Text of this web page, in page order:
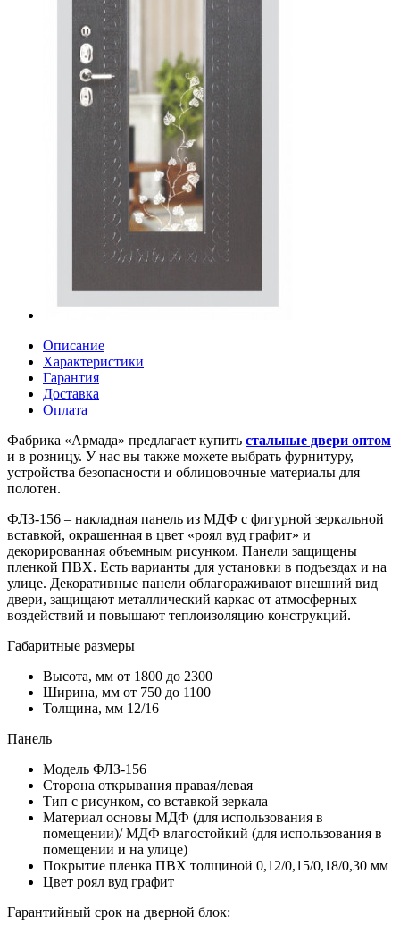
Описание
Характеристики
Гарантия
Доставка
Оплата
Фабрика «Армада» предлагает купить стальные двери оптом
и в розницу. У нас вы также можете выбрать фурнитуру,
устройства безопасности и облицовочные материалы для
полотен.
ФЛЗ-156 – накладная панель из МДФ с фигурной зеркальной
вставкой, окрашенная в цвет «роял вуд графит» и
декорированная объемным рисунком. Панели защищены
пленкой ПВХ. Есть варианты для установки в подъездах и на
улице. Декоративные панели облагораживают внешний вид
двери, защищают металлический каркас от атмосферных
воздействий и повышают теплоизоляцию конструкций.
Габаритные размеры
Высота, мм от 1800 до 2300
Ширина, мм от 750 до 1100
Толщина, мм 12/16
Панель
Модель ФЛЗ-156
Сторона открывания правая/левая
Тип с рисунком, со вставкой зеркала
Материал основы МДФ (для использования в
помещении)/ МДФ влагостойкий (для использования в
помещении и на улице)
Покрытие пленка ПВХ толщиной 0,12/0,15/0,18/0,30 мм
Цвет роял вуд графит
Гарантийный срок на дверной блок: